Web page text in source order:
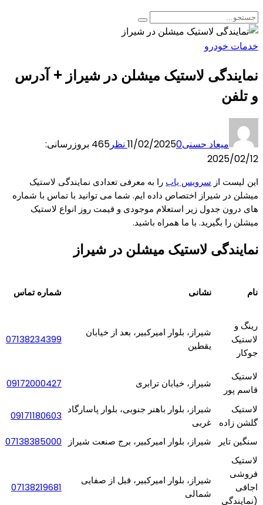
خدمات خودرو
نمایندگی لاستیک میشلن در شیراز + آدرس
و تلفن
میعاد حسنی 11/02/20250 نظر 465 بروزرسانی:
2025/02/12
این لیست از سرویس یاب را به معرفی تعدادی نمایندگی لاستیک
میشلن در شیراز اختصاص داده ایم. شما می توانید با تماس با شماره
های درون جدول زیر استعلام موجودی و قیمت روز انواع لاستیک
میشلن را بگیرید. با ما همراه باشید.
نمایندگی لاستیک میشلن در شیراز
نام نشانی شماره تماس
رینگ و
لاستیک
جوکار
شیراز، بلوار امیرکبیر، بعد از خیابان
یقطین
07138234399
لاستیک
قاسم پور
شیراز، خیابان ترابری 09172000427
لاستیک
گلشن زاده
شیراز، بلوار باهنر جنوبی، بلوار پاسارگاد
غربی
09171180603
سنگین تایر شیراز، بلوار امیرکبیر، برج صنعت شیراز
07138385000
لاستیک
فروشی
اجاقی
(نمایندگی
شیراز، بلوار امیرکبیر، قبل از صفایی
شمالی
07138219681